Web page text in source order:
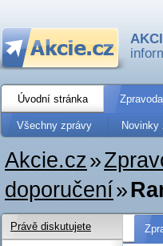
Úvodní stránka
Všechny zprávy Novinky
Akcie.cz»
doporučení»
Právě diskutujete